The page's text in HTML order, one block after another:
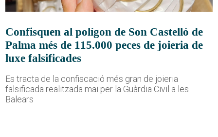
Confisquen al polígon de Son Castelló de
Palma més de 115.000 peces de joieria de
luxe falsificades
Es tracta de la confiscació més gran de joieria
falsificada realitzada mai per la Guàrdia Civil a les
Balears